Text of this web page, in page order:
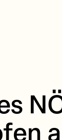
Zukunft.